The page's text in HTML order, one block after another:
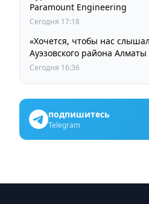
Paramount Engineering
Сегодня 17:18
«Хочется, чтобы нас
Ауэзовского района Алматы
ждут от выборов депутатов
Сегодня 16:36
подпишитесь
Telegram